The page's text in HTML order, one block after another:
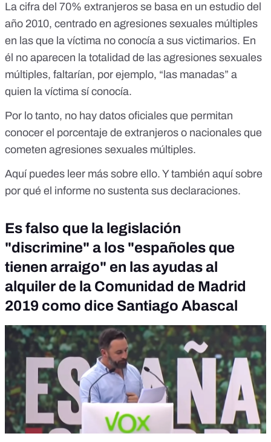
La cifra del 70% extranjeros se basa en un estudio del
año 2010, centrado en agresiones sexuales múltiples
en las que la víctima no conocía a sus victimarios. En
él no aparecen la totalidad de las agresiones sexuales
múltiples, faltarían, por ejemplo, “las manadas” a
quien la víctima sí conocía.
Por lo tanto, no hay datos oficiales que permitan
conocer el porcentaje de extranjeros o nacionales que
cometen agresiones sexuales múltiples.
Aquí puedes leer más sobre ello. Y también aquí sobre
por qué el informe no sustenta sus declaraciones.
Es falso que la legislación
"discrimine" a los "españoles que
tienen arraigo" en las ayudas al
alquiler de la Comunidad de Madrid
2019 como dice Santiago Abascal